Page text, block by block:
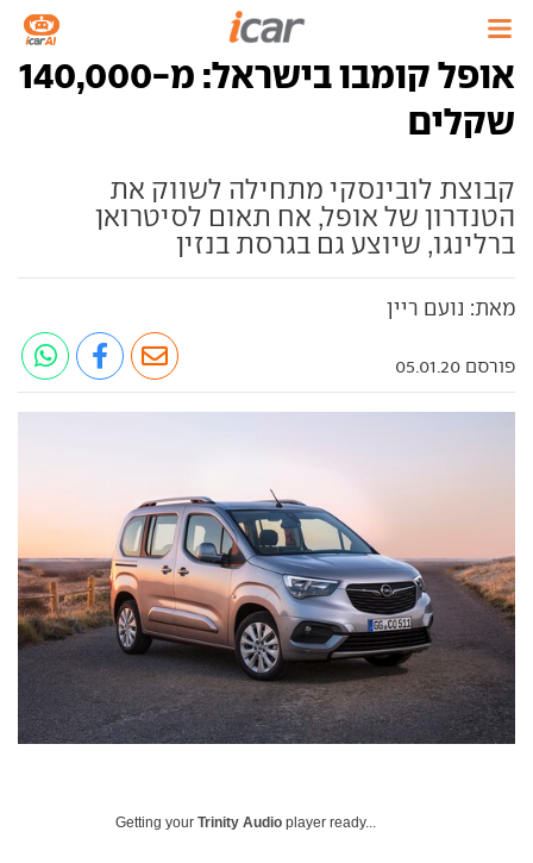
אופל קומבו בישראל: מ-140,000
שקלים
קבוצת לובינסקי מתחילה לשווק את
הטנדרון של אופל, אח תאום לסיטרואן
ברלינגו, שיוצע גם בגרסת בנזין
מאת: נועם ריין
פורסם 05.01.20
Getting your Trinity Audio player ready...